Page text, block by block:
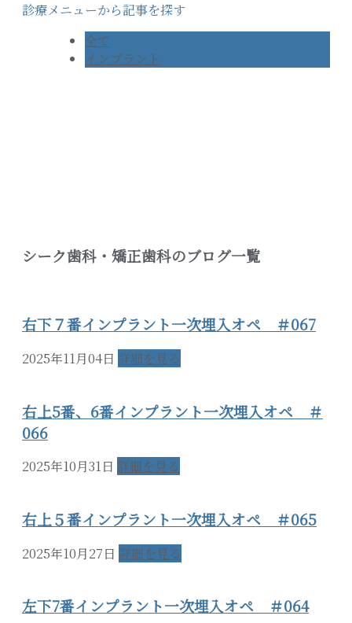
診療メニューから記事を探す
全て
インプラント
シーク歯科・矯正歯科のブログ一覧
右下７番インプラント一次埋入オペ ＃067
2025年11月04日 詳細を見る
右上5番、6番インプラント一次埋入オペ ＃
066
2025年10月31日 詳細を見る
右上５番インプラント一次埋入オペ ＃065
2025年10月27日 詳細を見る
左下7番インプラント一次埋入オペ ＃064